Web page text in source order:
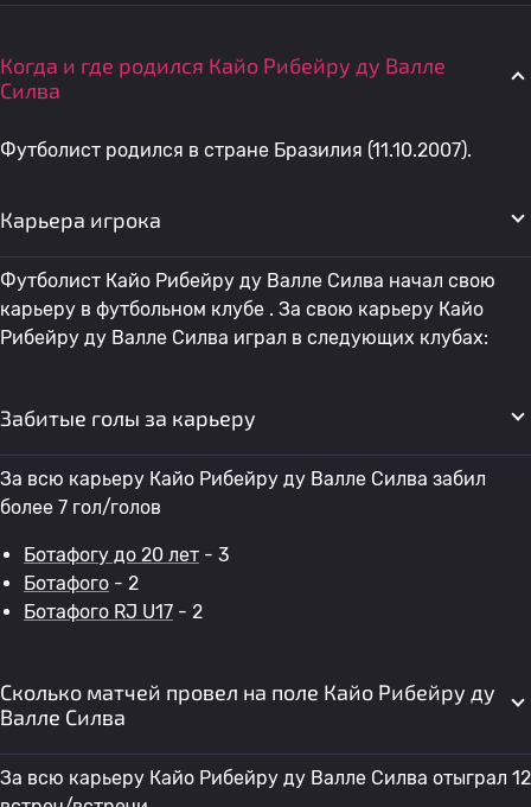
Когда и где родился Кайо Рибейру ду Валле
Силва
Футболист родился в стране Бразилия (11.10.2007).
Карьера игрока
Футболист Кайо Рибейру ду Валле Силва начал свою
карьеру в футбольном клубе . За свою карьеру Кайо
Рибейру ду Валле Силва играл в следующих клубах:
Забитые голы за карьеру
За всю карьеру Кайо Рибейру ду Валле Силва забил
более 7 гол/голов
Ботафогу до 20 лет - 3
Ботафого - 2
Ботафого RJ U17 - 2
Сколько матчей провел на поле Кайо Рибейру ду
Валле Силва
За всю карьеру Кайо Рибейру ду Валле Силва отыграл 12